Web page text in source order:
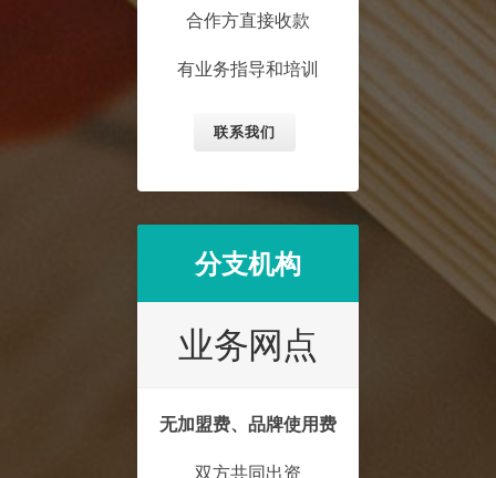
合作方直接收款
有业务指导和培训
联系我们
分支机构
业务网点
无加盟费、品牌使用费
双方共同出资